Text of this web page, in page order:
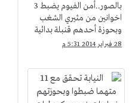
بالصور..أمن الفيوم يضبط 3
اخوانين من مثيري الشغب
وبحوزة أحدهم قنبلة بدائية
الصنع
28 فبراير 2014 5:31 م